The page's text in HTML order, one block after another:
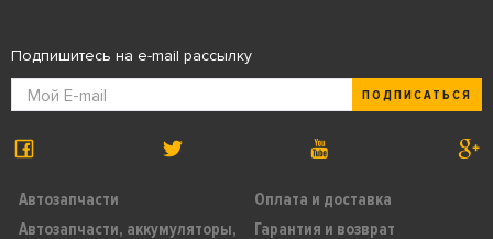
Автозапчасти
Автозапчасти, аккумуляторы,
Оплата и доставка
Гарантия и возврат
Подпишитесь на e-mail рассылку
ПОДПИСАТЬСЯ